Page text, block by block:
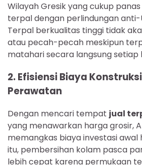
Wilayah Gresik yang cukup
terpal dengan perlindungan anti-
Terpal berkualitas tinggi tidak
atau pecah-pecah meskipun
matahari secara langsung setiap
2. Efisiensi Biaya
Perawatan
Dengan mencari tempat jual
yang menawarkan harga grosir,
memangkas biaya investasi awal
itu, pembersihan kolam pasca
lebih cepat karena permukaan